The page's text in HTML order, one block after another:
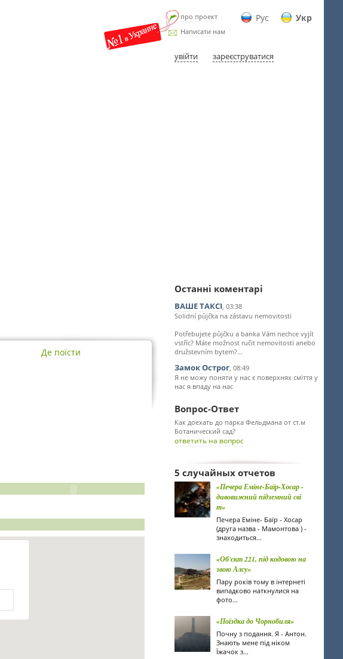
Рус Укр
про проект
Написати нам
увійти зареєструватися
Де поїсти
Останні коментарі
ВАШЕ ТАКСІ, 03:38
Solidní půjčka na zástavu nemovitosti
Potřebujete půjčku a banka Vám nechce vyjít
vstříc? Máte možnost ručit nemovitosti anebo
družstevním bytem?...
Замок Острог, 08:49
Я не можу поняти у нас є поверхнях сміття у
нас я впаду на нас
Вопрос-Ответ
Как доехать до парка Фельдмана от ст.м
Ботанический сад?
ответить на вопрос
5 случайных отчетов
«Печера Еміне-Баїр-Хосар -
дивовижний підземний сві
т»
Печера Еміне- Баїр - Хосар
(друга назва - Мамонтова ) -
знаходиться...
«Об'єкт 221, під кодовою на
звою Алсу»
Пару років тому в інтернеті
випадково наткнулися на
фото...
«Поїздка до Чорнобиля»
Почну з подання. Я - Антон.
Знають мене під ніком
Їжачок з...